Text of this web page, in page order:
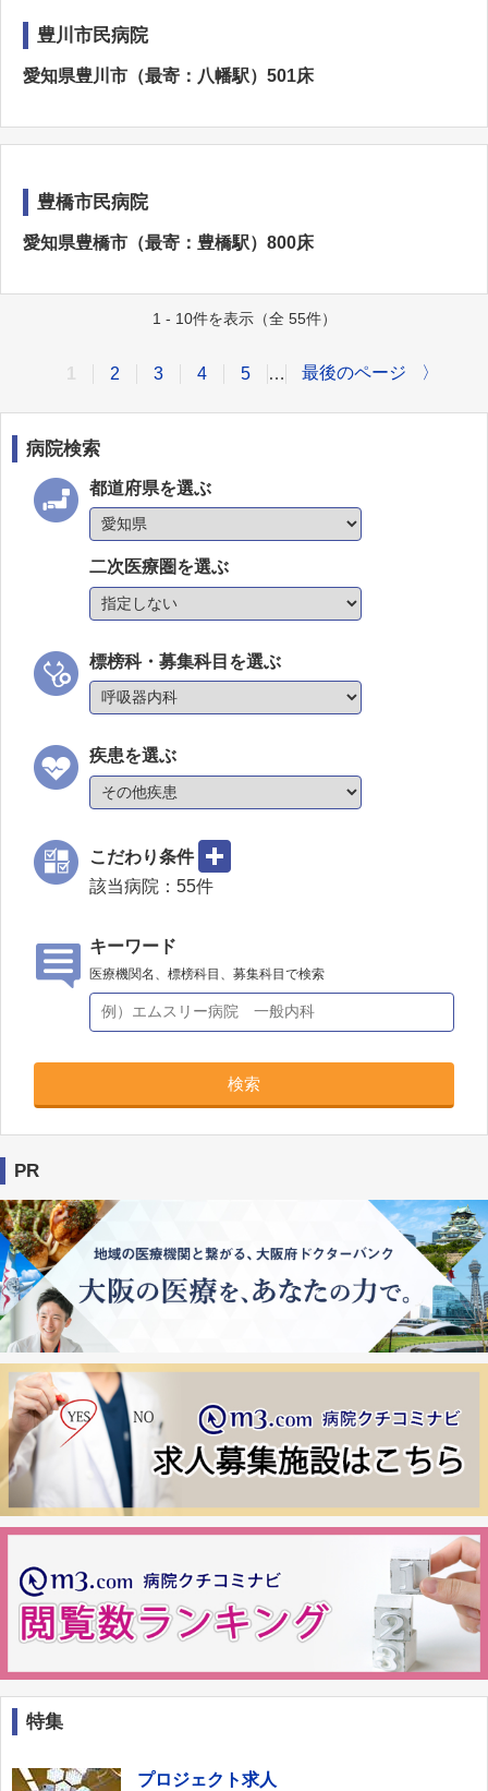
豊川市民病院
愛知県豊川市（最寄：八幡駅）501床
豊橋市民病院
愛知県豊橋市（最寄：豊橋駅）800床
1 - 10件を表示（全 55件）
2 3 4 5 … 最後のページ 〉
病院検索
都道府県を選ぶ
二次医療圏を選ぶ
標榜科・募集科目を選ぶ
疾患を選ぶ
こだわり条件
該当病院： 55件
キーワード
医療機関名、標榜科目、募集科目で検索
検索
PR
特集
プロジェクト求人